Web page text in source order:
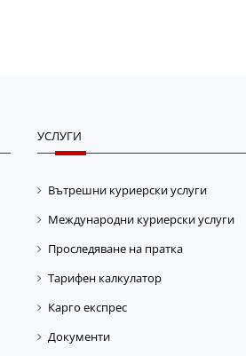
УСЛУГИ
Вътрешни куриерски услуги
Международни куриерски услуги
Проследяване на пратка
Тарифен калкулатор
Карго експрес
Документи